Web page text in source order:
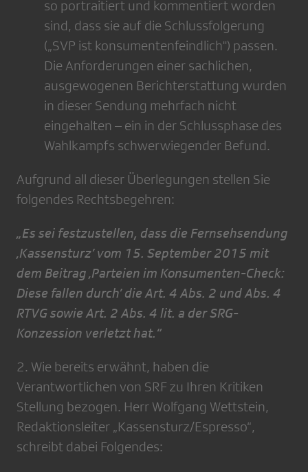
so portraitiert und kommentiert worden
sind, dass sie auf die Schlussfolgerung
(„SVP ist konsumentenfeindlich") passen.
Die Anforderungen einer sachlichen,
ausgewogenen Berichterstattung wurden
in dieser Sendung mehrfach nicht
eingehalten – ein in der Schlussphase des
Wahlkampfs schwerwiegender Befund.
Aufgrund all dieser Überlegungen stellen Sie
folgendes Rechtsbegehren:
„Es sei festzustellen, dass die Fernsehsendung
‚Kassensturz’ vom 15. September 2015 mit
dem Beitrag ‚Parteien im Konsumenten-Check:
Diese fallen durch’ die Art. 4 Abs. 2 und Abs. 4
RTVG sowie Art. 2 Abs. 4 lit. a der SRG-
Konzession verletzt hat.“
2. Wie bereits erwähnt, haben die
Verantwortlichen von SRF zu Ihren Kritiken
Stellung bezogen. Herr Wolfgang Wettstein,
Redaktionsleiter „Kassensturz/Espresso“,
schreibt dabei Folgendes: